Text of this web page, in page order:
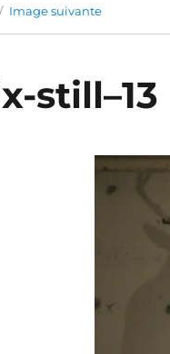
Image suivante
still–13